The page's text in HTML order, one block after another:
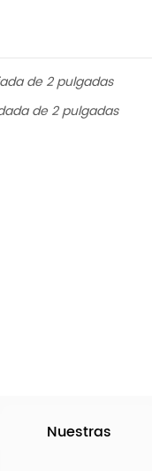
de 2 pulgadas
de 2 pulgadas
Nuestras